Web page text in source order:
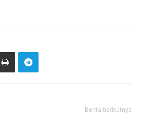
Berita berikutnya